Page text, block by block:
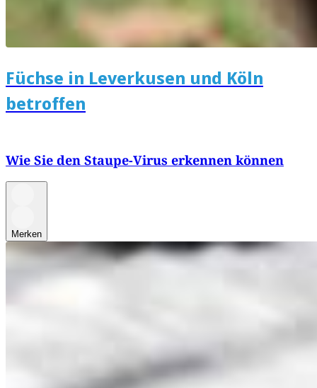
Füchse in Leverkusen und Köln
betroffen
Wie Sie den Staupe-Virus erkennen können
Merken